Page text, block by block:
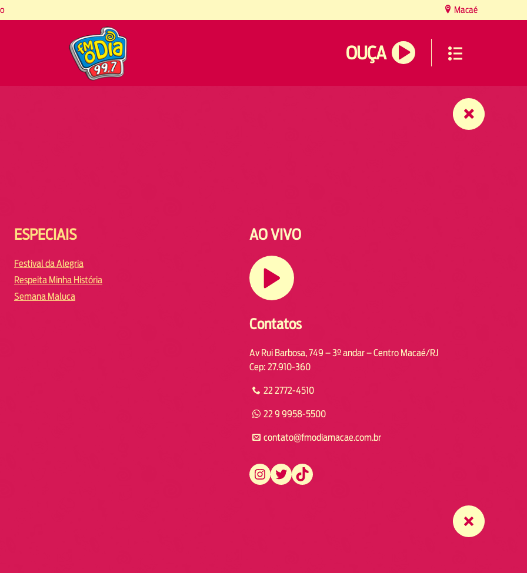
Macaé
OUÇA
ESPECIAIS
Festival da Alegria
Respeita Minha História
Semana Maluca
AO VIVO
Contatos
Av Rui Barbosa, 749 – 3º andar – Centro Macaé/RJ
Cep: 27.910-360
22 2772-4510
22 9 9958-5500
contato@fmodiamacae.com.br
https://www.instagram.com/fmodia.macae/ https://twitter.com/fmodia.macae/ https://www.tiktok.com/@fmodia.macae